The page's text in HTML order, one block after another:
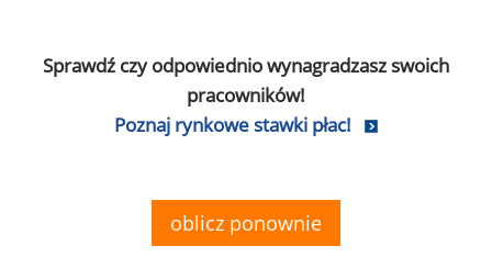
Sprawdź czy odpowiednio wynagradzasz swoich
pracowników!
Poznaj rynkowe stawki płac!
oblicz ponownie